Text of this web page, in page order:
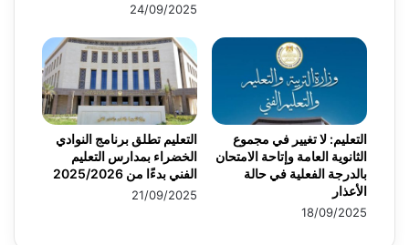
24/09/2025
التعليم تطلق برنامج النوادي
الخضراء بمدارس التعليم
الفني بدءًا من 2025/2026
21/09/2025
التعليم: لا تغيير في مجموع
الثانوية العامة وإتاحة الامتحان
بالدرجة الفعلية في حالة
الأعذار
18/09/2025